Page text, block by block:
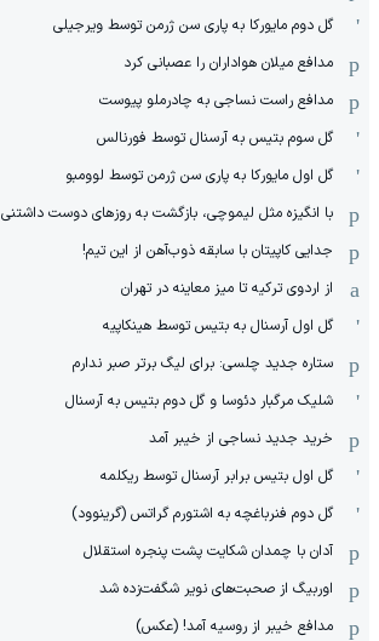
گل دوم مایورکا به پاری سن ژرمن توسط ویرجیلی
مدافع میلان هواداران را عصبانی کرد
مدافع راست نساجی به چادرملو پیوست
گل سوم بتیس به آرسنال توسط فورنالس
گل اول مایورکا به پاری سن ژرمن توسط لوومبو
با انگیزه مثل لیموچی، بازگشت به روزهای دوست داشتنی
جدایی کاپیتان با سابقه ذوب‌آهن از این تیم!
از اردوی ترکیه تا میز معاینه در تهران
گل اول آرسنال به بتیس توسط هینکاپیه
ستاره جدید چلسی: برای لیگ برتر صبر ندارم
شلیک مرگبار دئوسا و گل دوم بتیس به آرسنال
خرید جدید نساجی از خیبر آمد
گل اول بتیس برابر آرسنال توسط ریکلمه
گل دوم فنرباغچه به اشتورم گراتس (گرینوود)
آدان با چمدان شکایت پشت پنجره استقلال
اوربیگ از صحبت‌های نویر شگفت‌زده شد
مدافع خیبر از روسیه آمد! (عکس)